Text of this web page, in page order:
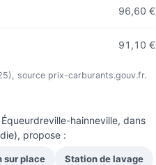
96,60 €
91,10 €
source prix-carburants.gouv.fr.
hainneville, dans
propose :
sur place Station de lavage